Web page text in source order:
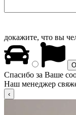
докажите, что вы
Спасибо за Ваше
Наш менеджер